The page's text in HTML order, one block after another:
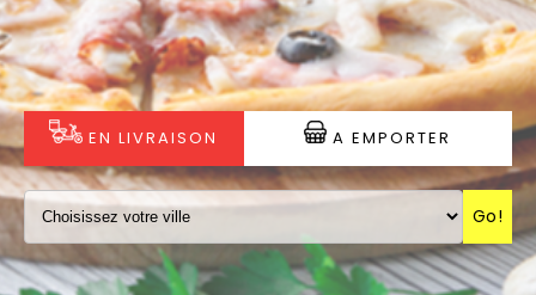
ACCUEIL
LA CARTE
VOTRE COMPTE
NOTRE RESTAURANT
VOS AVIS
MENTIONS LÉGALES
EN LIVRAISON A EMPORTER
Go!